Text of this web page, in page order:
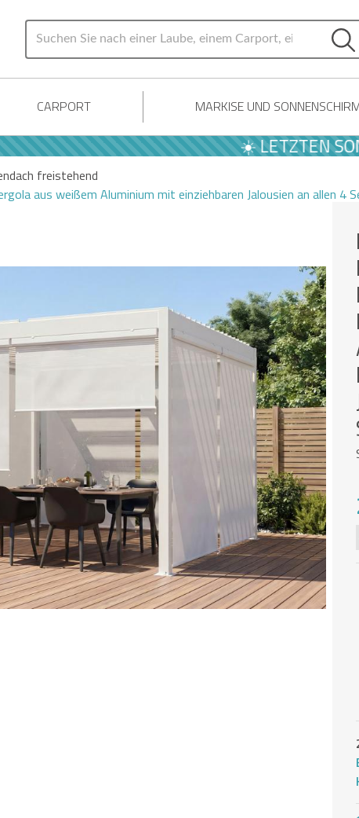
CARPORT MARKISE UND
☀️ LETZTEN SOMMER
freistehend
aus weißem Aluminium mit einziehbaren Jalousien an allen 4